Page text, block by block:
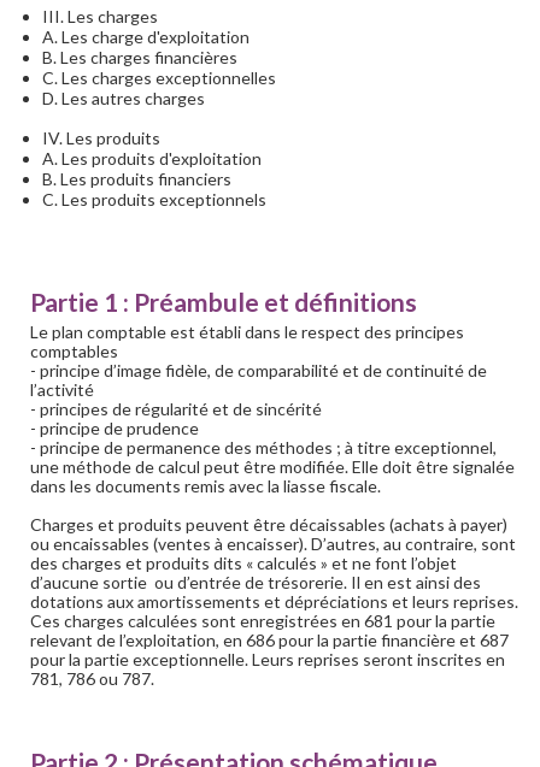
III. Les charges
A. Les charge d'exploitation
B. Les charges financières
C. Les charges exceptionnelles
D. Les autres charges
IV. Les produits
A. Les produits d'exploitation
B. Les produits financiers
C. Les produits exceptionnels
Partie 1 : Préambule et définitions
Le plan comptable est établi dans le respect des principes
comptables
- principe d’image fidèle, de comparabilité et de continuité de
l’activité
- principes de régularité et de sincérité
- principe de prudence
- principe de permanence des méthodes ; à titre exceptionnel,
une méthode de calcul peut être modifiée. Elle doit être signalée
dans les documents remis avec la liasse fiscale.
Charges et produits peuvent être décaissables (achats à payer)
ou encaissables (ventes à encaisser). D’autres, au contraire, sont
des charges et produits dits « calculés » et ne font l’objet
d’aucune sortie ou d’entrée de trésorerie. Il en est ainsi des
dotations aux amortissements et dépréciations et leurs reprises.
Ces charges calculées sont enregistrées en 681 pour la partie
relevant de l’exploitation, en 686 pour la partie financière et 687
pour la partie exceptionnelle. Leurs reprises seront inscrites en
781, 786 ou 787.